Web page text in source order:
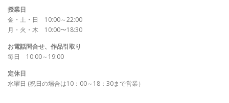
授業日
金・土・日 10:00～22:00
月・火・木 10:00〜18:30
お電話問合せ、作品引取り
毎日 10:00～19:00
定休日
水曜日 (祝日の場合は10：00～18：30まで営業）